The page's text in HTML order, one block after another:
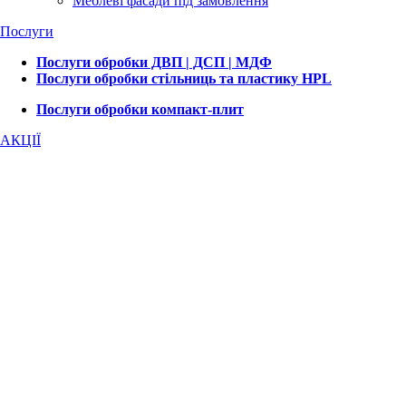
Послуги
Послуги обробки ДВП | ДСП | МДФ
Послуги обробки стільниць та пластику HPL
Послуги обробки компакт-плит
АКЦІЇ